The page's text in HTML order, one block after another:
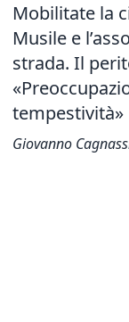
Mobilitate la
Musile e
strada. Il
tempestività»
Giovanno